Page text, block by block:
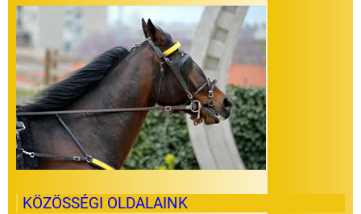
KÖZÖSSÉGI OLDALAINK